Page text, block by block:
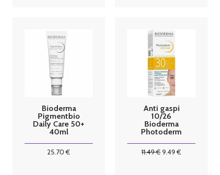
Bioderma
Pigmentbio
Daily Care 50+
40ml
25.70 €
Anti gaspi
10/26
Bioderma
Photoderm
SPF30 Fluide
Matifiant 40
11.49€9.49 €